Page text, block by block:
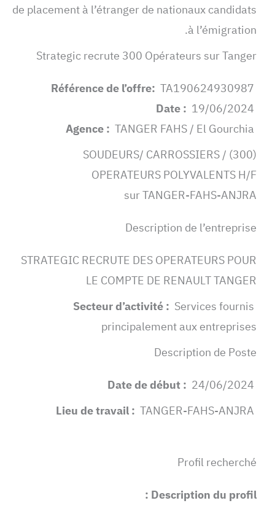
de placement à l’étranger de nationaux candidats
à l’émigration.
Strategic recrute 300 Opérateurs sur Tanger
TA190624930987
19/06/2024
TANGER FAHS / El Gourchia
(300) SOUDEURS/ CARROSSIERS /
OPERATEURS POLYVALENTS H/F
sur TANGER-FAHS-ANJRA
Description de l’entreprise
STRATEGIC RECRUTE DES OPERATEURS POUR
LE COMPTE DE RENAULT TANGER
Services fournis
principalement aux entreprises
Description de Poste
24/06/2024
TANGER-FAHS-ANJRA
Profil recherché
Description du profil :